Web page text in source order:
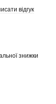
відгук
знижки